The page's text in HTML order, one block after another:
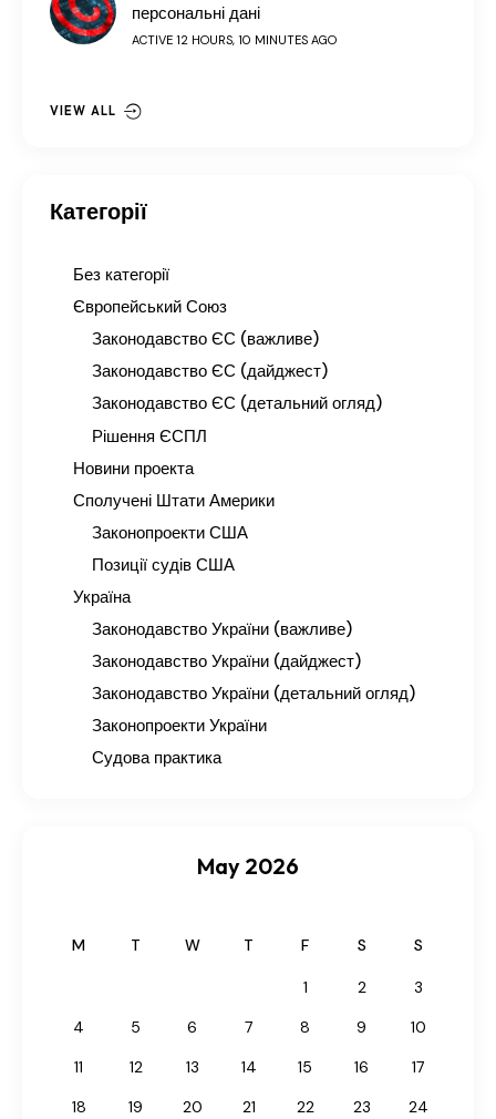
персональні дані
ACTIVE 12 HOURS, 10 MINUTES AGO
VIEW ALL
Категорії
Без категорії
Європейський Союз
Законодавство ЄС (важливе)
Законодавство ЄС (дайджест)
Законодавство ЄС (детальний огляд)
Рішення ЄСПЛ
Новини проекта
Сполучені Штати Америки
Законопроекти США
Позиції судів США
Україна
Законодавство України (важливе)
Законодавство України (дайджест)
Законодавство України (детальний огляд)
Законопроекти України
Судова практика
May 2026
M T W T F S S
1 2
3
4
5 6 7 8 9
10
11
12 13 14 15 16
17
18
19 20 21 22 23
24